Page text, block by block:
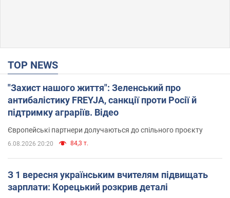
TOP NEWS
"Захист нашого життя": Зеленський про
антибалістику FREYJA, санкції проти Росії й
підтримку аграріїв. Відео
Європейські партнери долучаються до спільного проєкту
6.08.2026 20:20 84,3 т.
З 1 вересня українським вчителям підвищать
зарплати: Корецький розкрив деталі